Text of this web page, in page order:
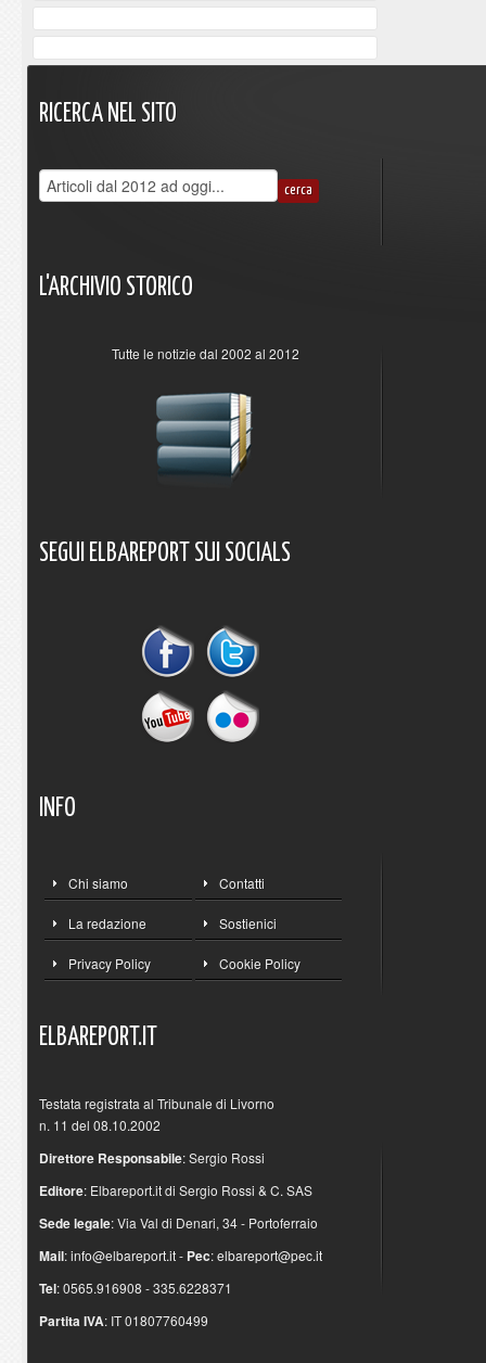
RICERCA NEL SITO
L'ARCHIVIO STORICO
Tutte le notizie dal 2002 al 2012
SEGUI ELBAREPORT SUI SOCIALS
INFO
Chi siamo Contatti
La redazione Sostienici
Privacy Policy Cookie Policy
ELBAREPORT.IT
Testata registrata al Tribunale di Livorno
n. 11 del 08.10.2002
Direttore Responsabile: Sergio Rossi
Editore: Elbareport.it di Sergio Rossi & C. SAS
Sede legale: Via Val di Denari, 34 - Portoferraio
Mail:info@elbareport.it- Pec:elbareport@pec.it
Tel: 0565.916908 - 335.6228371
Partita IVA: IT 01807760499